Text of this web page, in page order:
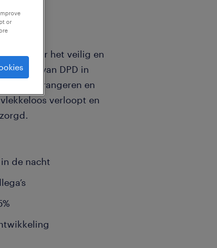
voor het veilig en
depot van DPD in
één te rangeren en
verloopt en
de nacht
or